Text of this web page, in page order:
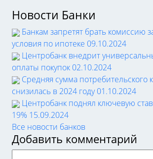
Новости Банки
Банкам запретят брать комиссию
условия по ипотеке 09.10.2024
Центробанк внедрит
оплаты покупок 02.10.2024
Средняя сумма потребительского
снизилась в 2024 году 01.10.2024
Центробанк поднял ключевую
19% 15.09.2024
Все новости банков
Добавить комментарий